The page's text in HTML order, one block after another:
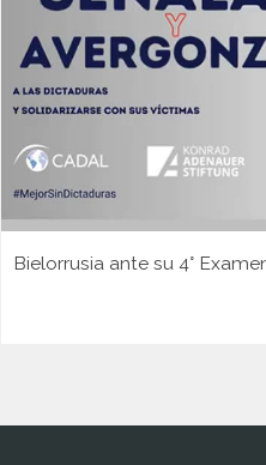
Bielorrusia ante su 4°